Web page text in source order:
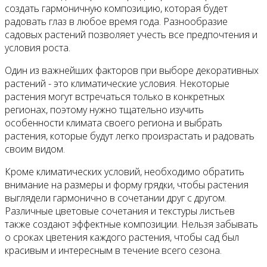
создать гармоничную композицию, которая будет
радовать глаз в любое время года. Разнообразие
садовых растений позволяет учесть все предпочтения и
условия роста.
Один из важнейших факторов при выборе декоративных
растений - это климатические условия. Некоторые
растения могут встречаться только в конкретных
регионах, поэтому нужно тщательно изучить
особенности климата своего региона и выбрать
растения, которые будут легко произрастать и радовать
своим видом.
Кроме климатических условий, необходимо обратить
внимание на размеры и форму грядки, чтобы растения
выглядели гармонично в сочетании друг с другом.
Различные цветовые сочетания и текстуры листьев
также создают эффектные композиции. Нельзя забывать
о сроках цветения каждого растения, чтобы сад был
красивым и интересным в течение всего сезона.